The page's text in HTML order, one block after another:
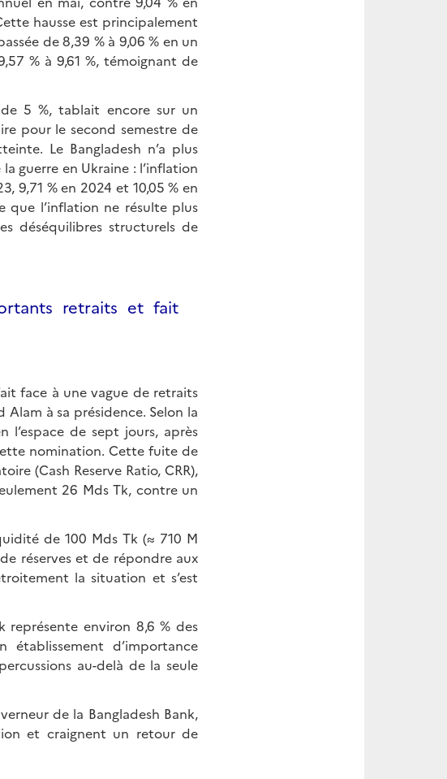
hausse est principalement
de 8,39 % à 9,06 % en un
% à 9,61 %, témoignant de
5 %, tablait encore sur un
pour le second semestre de
Le Bangladesh n’a plus
guerre en Ukraine : l’inflation
9,71 % en 2024 et 10,05 % en
que l’inflation ne résulte plus
déséquilibres structurels de
retraits et fait
face à une vague de retraits
à sa présidence. Selon la
de sept jours, après
nomination. Cette fuite de
(Cash Reserve Ratio, CRR),
26 Mds Tk, contre un
de 100 Mds Tk (≈ 710 M
réserves et de répondre aux
la situation et s’est
représente environ 8,6 % des
d’importance
au-delà de la seule
de la Bangladesh Bank,
et craignent un retour de